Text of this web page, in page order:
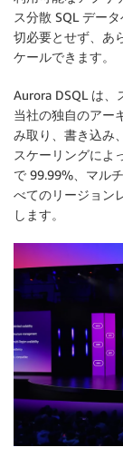
ス分散 SQL デー
切必要とせず、あ
ケールできます。
Aurora DSQL は、
当社の独自のアー
み取り、書き込み
スケーリングによ
で 99.99%、マル
べてのリージョン
します。